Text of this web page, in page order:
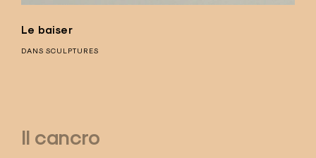
Le baiser
DANS SCULPTURES
Il cancro